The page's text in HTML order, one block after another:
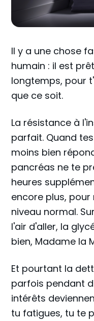
Il y a une chose
humain : il est
longtemps, pour
que ce soit.
La résistance à
parfait. Quand
moins bien
pancréas ne te
heures
encore plus,
niveau normal.
l'air d'aller, la
bien, Madame la
Et pourtant la
parfois pendant
intérêts
tu fatigues, tu te